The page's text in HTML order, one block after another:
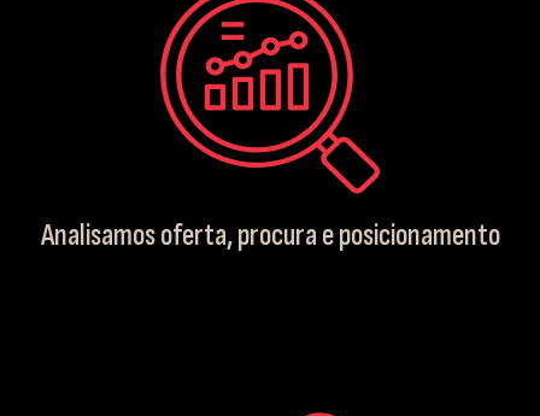
Analisamos oferta, procura e posicionamento